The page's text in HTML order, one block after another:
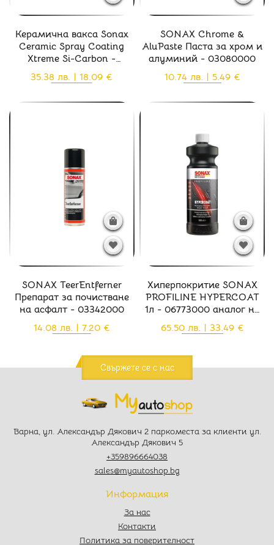
Керамична вакса Sonax
Ceramic Spray Coating
Xtreme Si-Carbon -
02574000
35.38 лв. | 18.09 €
SONAX Chrome &
AluPaste Паста за хром и
алуминий - 03080000
10.74 лв. | 5.49 €
SONAX TeerEntferner
Препарат за почистване
на асфалт - 03342000
14.08 лв. | 7.20 €
Хиперпокритие SONAX
PROFILINE HYPERCOAT
1л - 06773000 аналог на
Sonax Xtreme Spray+Seal -
02434000
65.50 лв. | 33.49 €
Свържете се с нас
Варна, ул. Александър Дякович 2 паркоместа за клиенти ул.
Александър Дякович 5
+359896664038
sales@myautoshop.bg
Информация
За нас
Контакти
Политика за поверителност